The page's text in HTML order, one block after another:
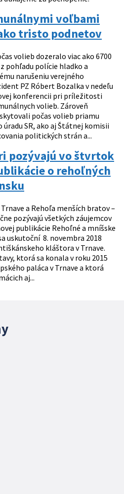
voľbami
tristo podnetov
volieb dozeralo viac ako 6700
pohľadu polície hladko a
narušeniu verejného
PZ Róbert Bozalka v nedeľu
konferencii pri príležitosti
volieb. Zároveň
počas volieb priamu
SR, ako aj Štátnej komisii
politických strán a...
pozývajú vo štvrtok
o rehoľných
a Rehoľa menších bratov –
pozývajú všetkých záujemcov
publikácie Rehoľné a mníšske
uskutoční 8. novembra 2018
kláštora v Trnave.
ktorá sa konala v roku 2015
paláca v Trnave a ktorá
aj...